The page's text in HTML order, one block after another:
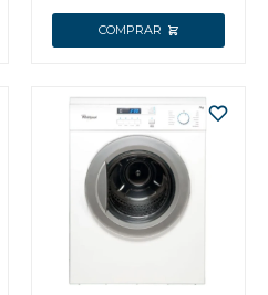
AKT8090LX COLOR
NEGRO